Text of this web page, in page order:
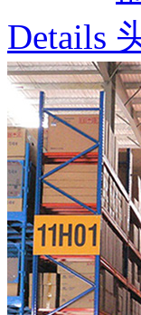
Details